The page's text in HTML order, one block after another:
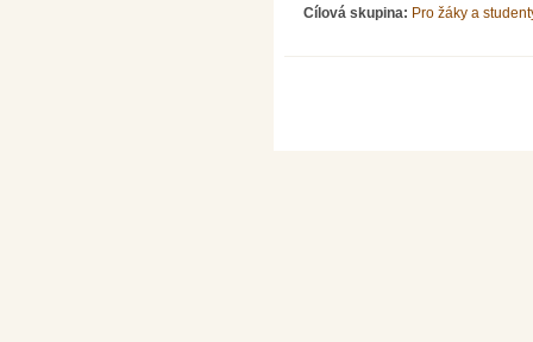
Cílová skupina: Pro žáky a